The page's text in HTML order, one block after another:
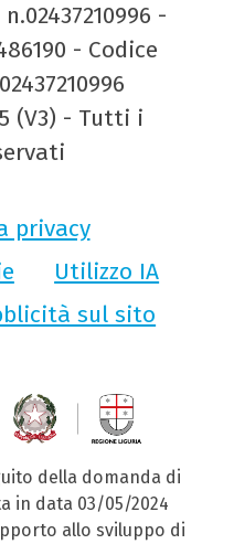
-
- Codice
(V3) - Tutti i
privacy
Utilizzo IA
sul sito
della domanda di
in data 03/05/2024
allo sviluppo di